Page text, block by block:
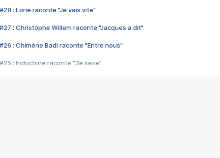
#28 : Lorie raconte "Je vais vite"
#27 : Christophe Willem raconte "Jacques a dit"
#26 : Chimène Badi raconte "Entre nous"
#25 : Indochine raconte "3e sexe"